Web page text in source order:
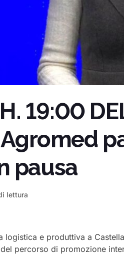
19:00
pausa
lettura
e produttiva a
percorso di promozione